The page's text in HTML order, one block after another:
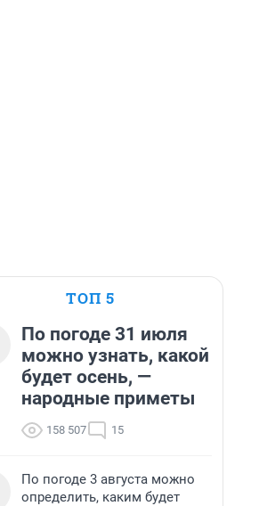
ТОП 5
По погоде 31 июля
можно узнать, какой
будет осень, —
народные приметы
158 507 15
По погоде 3 августа можно
определить, каким будет